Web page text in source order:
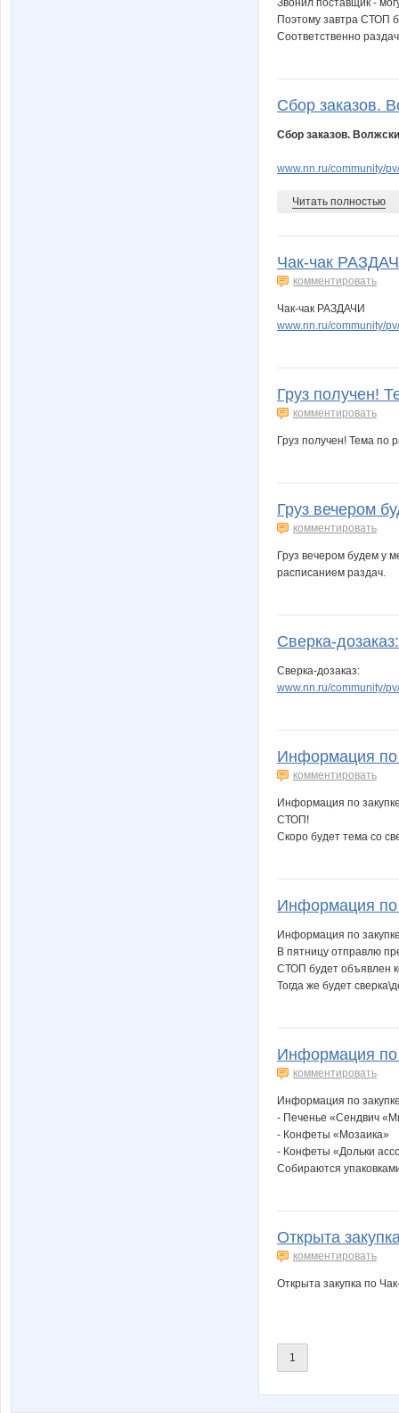
Звонил поставщик -
Поэтому завтра СТОП
Соответственно
Сбор заказов.
Сбор заказов.
www.nn.ru/community/
Читать полностью
Чак-чак
комментировать
Чак-чак РАЗДАЧИ
www.nn.ru/community/
Груз получен!
комментировать
Груз получен! Тема по
Груз вечером
комментировать
Груз вечером будем у
расписанием раздач.
Сверка-
Сверка-дозаказ:
www.nn.ru/community/
Информация по
комментировать
Информация по
СТОП!
Скоро будет тема со
Информация по
Информация по
В пятницу отправлю
СТОП будет объявлен
Тогда же будет
Информация по
комментировать
Информация по
- Печенье «Сендвич
- Конфеты «Мозаика»
- Конфеты «Дольки
Собираются
Открыта
комментировать
Открыта закупка по
1